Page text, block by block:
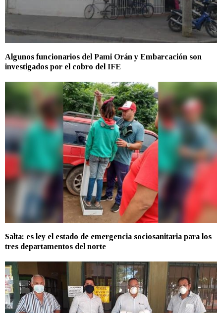
Algunos funcionarios del Pami Orán y Embarcación son
investigados por el cobro del IFE
Salta: es ley el estado de emergencia sociosanitaria para los
tres departamentos del norte